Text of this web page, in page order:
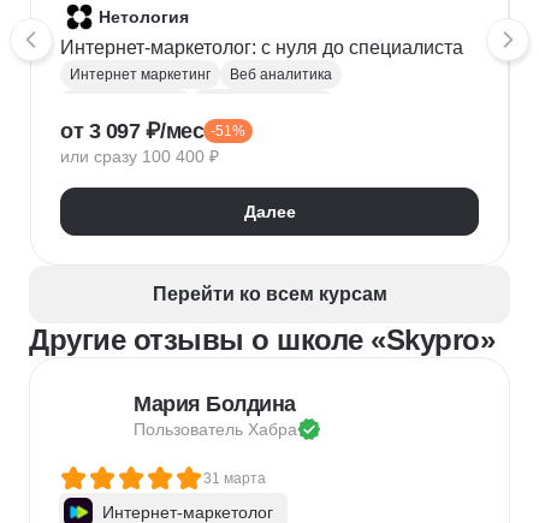
Нетология
Интернет-маркетолог: с нуля до cпециалиста
Интернет маркетинг
Веб аналитика
Google реклама
Маркетинговая стратегия
Яндекс Директ
SMM продвижение
Продвижение на маркетплейсах
Копирайтинг
Контекстная реклама
от 3 097 ₽/мес -51%
или сразу 100 400 ₽
Далее
Перейти ко всем курсам
Другие отзывы о школе «Skypro»
Мария Болдина
Пользователь Хабра
31 марта
Интернет-маркетолог